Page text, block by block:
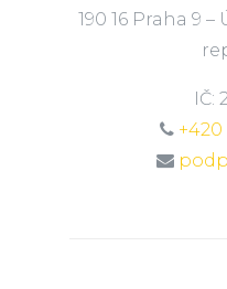
190 16 Praha 9 –
IČ:
+420